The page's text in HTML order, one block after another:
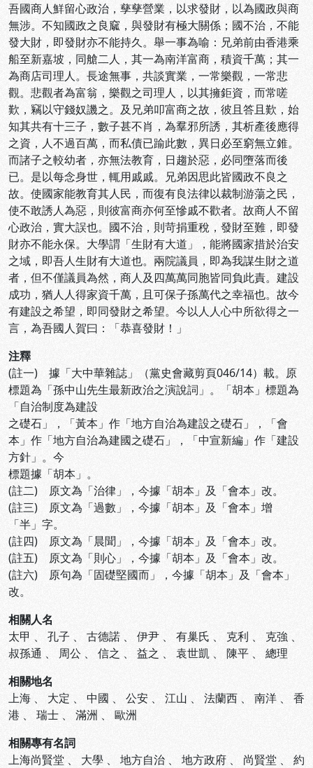
吾國商人鮮留心政治，孳孳營業，以求發財，以為國政與商
無涉。不知國政之良窳，與發財有極大關係；國不治，不能
發大財，即發財亦不能持久。舉一事為喻：兄弟前由香港乘
船至新嘉坡，同艙二人，其一為南洋富商，積資千萬；其一
為商店司理人。長途無事，共談實業，一常樂觀，一常悲
觀。悲觀者為富翁，樂觀之司理人，以其擁鉅資，而常嗟
歎，竊以守錢奴譏之。及兄弟叩富商之故，彼且答且歎，始
知其共有十三子，數子甚不肖，為羣邪所誘，其析產後應得
之資，人不過百萬，而私債已踰此數，異日必至窮無立錐。
而諸子之較幼者，亦無法教育，日趨於惡，必同墮落而後
已。是以每念身世，輒用戚戚。兄弟因思此皆國政不良之
故。使國家能教育其人民，而復有良法律以裁制游蕩之民，
使不敢誘人為惡，則彼富商亦何至慘戚不歡者。故商人不留
心政治，實大誤也。國不治，則苛捐重稅，發財至難，即發
財亦不能永保。大學謂「生財有大道」，能將國家措於治安
之域，即吾人生財有大道也。兩院議員，即為我謀生財之道
者，但不僅議員為然，商人及四萬萬同胞皆同負此責。建設
成功，猶人人得家資千萬，且可保子孫萬代之幸福也。故今
有建設之希望，即同發財之希望。今以人人心中所欲得之一
言，為吾國人賀曰：「恭喜發財！」
注釋
(註一) 據「大中華雜誌」（黨史會藏剪頁046/14）載。原
標題為「孫中山先生最新政治之演說詞」。「胡本」標題為
「自治制度為建設
之礎石」，「黃本」作「地方自治為建設之礎石」，「會
本」作「地方自治為建國之礎石」，「中宣新編」作「建設
方針」。今
標題據「胡本」。
(註二) 原文為「治律」，今據「胡本」及「會本」改。
(註三) 原文為「過數」，今據「胡本」及「會本」增
「半」字。
(註四) 原文為「晨聞」，今據「胡本」及「會本」改。
(註五) 原文為「則心」，今據「胡本」及「會本」改。
(註六) 原句為「固礎堅國而」，今據「胡本」及「會本」
改。
相關人名
太甲 、 孔子 、 古德諾 、 伊尹 、 有巢氏 、 克利 、 克強 、
叔孫通 、 周公 、 信之 、 益之 、 袁世凱 、 陳平 、 總理
相關地名
上海 、 大定 、 中國 、 公安 、 江山 、 法蘭西 、 南洋 、 香
港 、 瑞士 、 滿洲 、 歐洲
相關專有名詞
上海尚賢堂 、 大學 、 地方自治 、 地方政府 、 尚賢堂 、 約